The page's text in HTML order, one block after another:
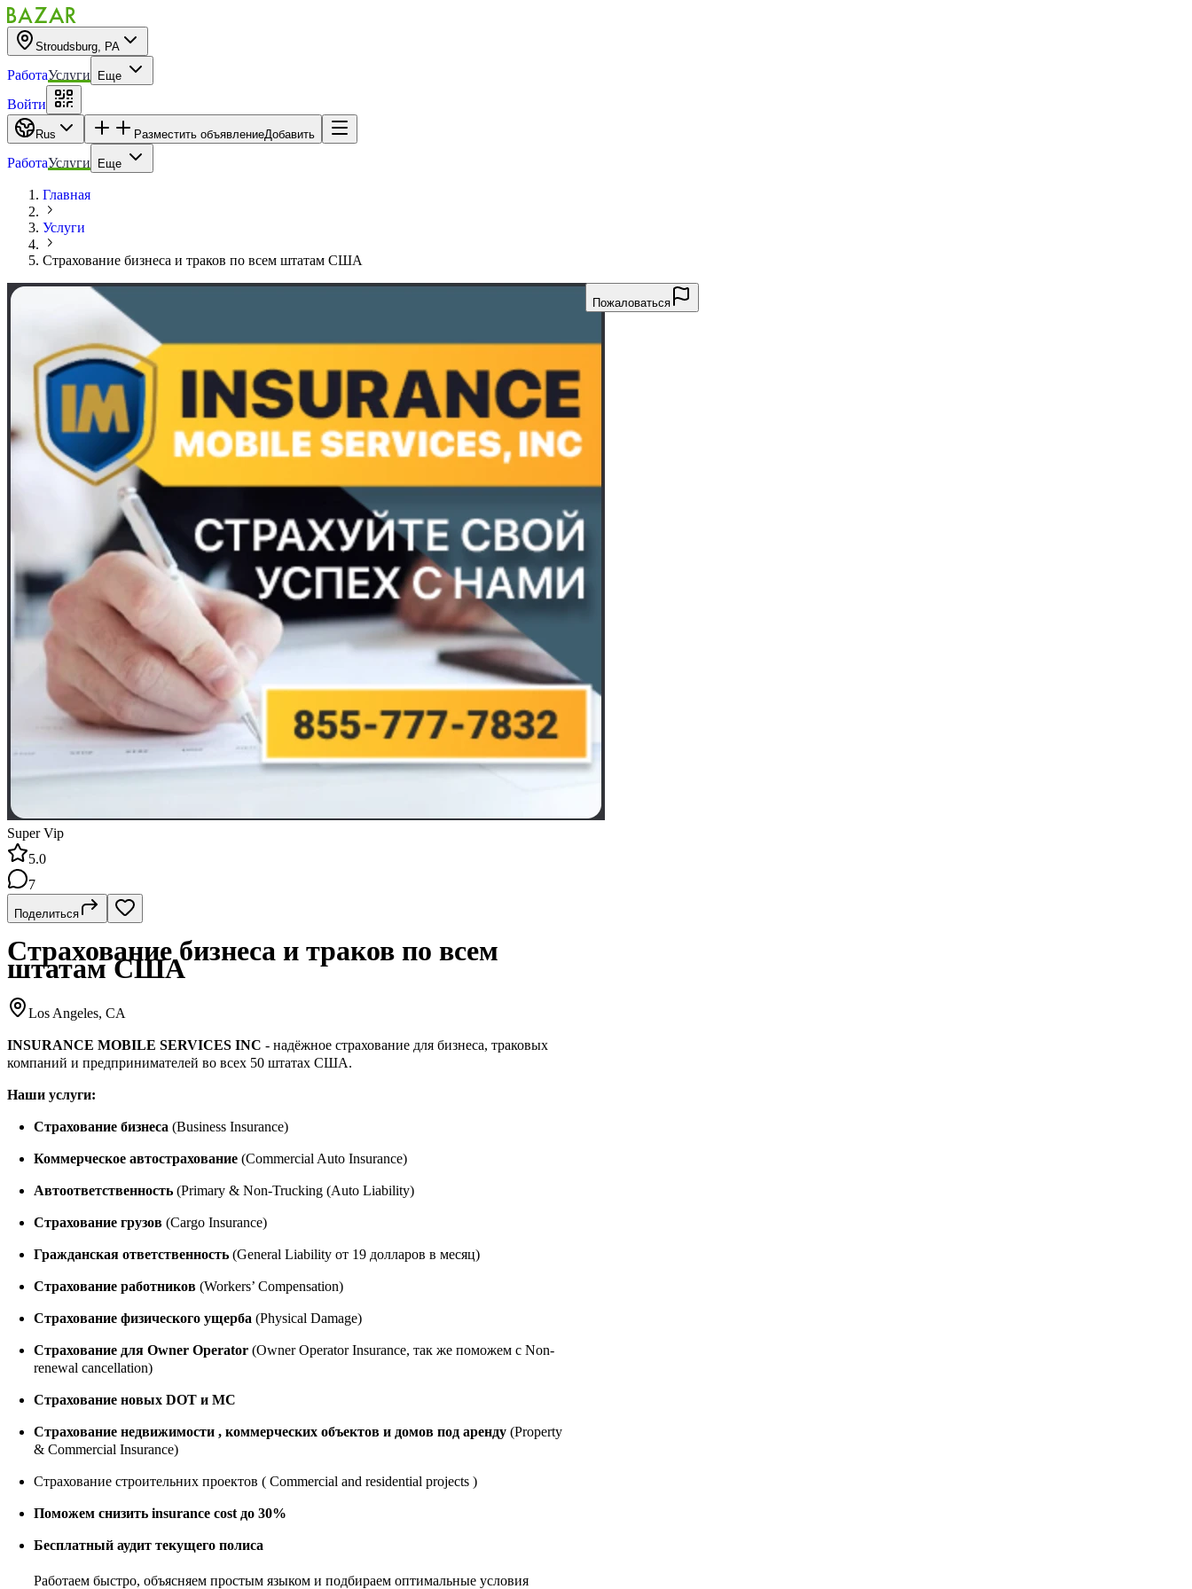
Stroudsburg, PA
РаботаУслуги Еще
Войти
Rus Разместить объявлениеДобавить
РаботаУслуги Еще
Главная
Услуги
Страхование бизнеса и траков по всем штатам США
Super Vip
5.0
7
Поделиться
Страхование бизнеса и траков по всем
штатам США
Los Angeles, CA
INSURANCE MOBILE SERVICES INC - надёжное страхование для бизнеса, траковых
компаний и предпринимателей во всех 50 штатах США.
Наши услуги:
Страхование бизнеса (Business Insurance)
Коммерческое автострахование (Commercial Auto Insurance)
Автоответственность (Primary & Non-Trucking (Auto Liability)
Страхование грузов (Cargo Insurance)
Гражданская ответственность (General Liability от 19 долларов в месяц)
Страхование работников (Workers’ Compensation)
Страхование физического ущерба (Physical Damage)
Страхование для Owner Operator (Owner Operator Insurance, так же поможем с Non-
renewal cancellation)
Страхование новых DOT и MC
Страхование недвижимости , коммерческих объектов и домов под аренду (Property
& Commercial Insurance)
Страхование строительних проектов ( Commercial and residential projects )
Поможем снизить insurance cost до 30%
Бесплатный аудит текущего полиса
Работаем быстро, объясняем простым языком и подбираем оптимальные условия
Пожаловаться